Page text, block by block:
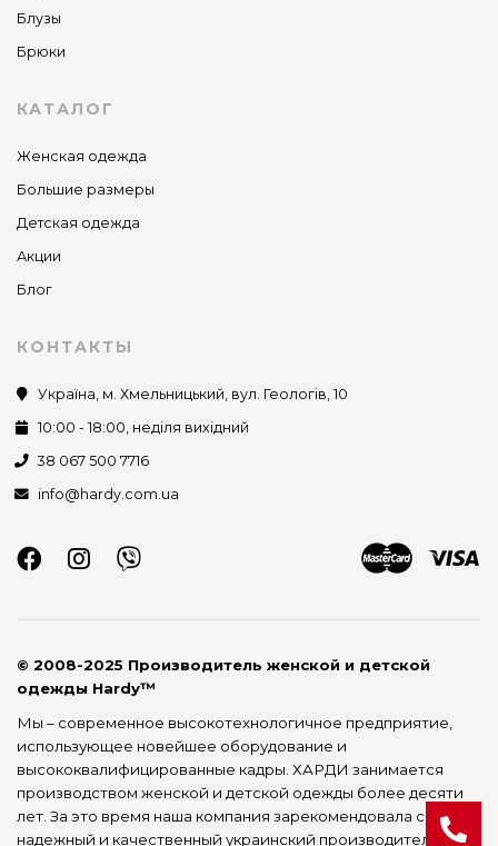
Блузы
Брюки
КАТАЛОГ
Женская одежда
Большие размеры
Детская одежда
Акции
Блог
КОНТАКТЫ
Україна, м. Хмельницький, вул. Геологів, 10
10:00 - 18:00, неділя вихідний
38 067 500 7716
info@hardy.com.ua
© 2008-2025 Производитель женской и детской
одежды Hardy™
Мы – современное высокотехнологичное предприятие,
использующее новейшее оборудование и
высококвалифицированные кадры. ХАРДИ занимается
производством женской и детской одежды более десяти
лет. За это время наша компания зарекомендовала себя как
надежный и качественный украинский производитель.